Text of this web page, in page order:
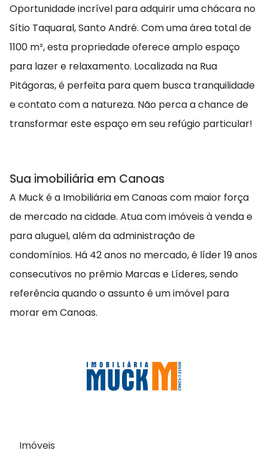
Oportunidade incrível para adquirir uma chácara no
Sítio Taquaral, Santo André. Com uma área total de
1100 m², esta propriedade oferece amplo espaço
para lazer e relaxamento. Localizada na Rua
Pitágoras, é perfeita para quem busca tranquilidade
e contato com a natureza. Não perca a chance de
transformar este espaço em seu refúgio particular!
Sua imobiliária em Canoas
A Muck é a Imobiliária em Canoas com maior força
de mercado na cidade. Atua com imóveis à venda e
para aluguel, além da administração de
condomínios. Há 42 anos no mercado, é líder 19 anos
consecutivos no prêmio Marcas e Líderes, sendo
referência quando o assunto é um imóvel para
morar em Canoas.
Imóveis